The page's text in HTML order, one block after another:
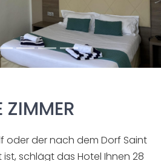
ZIMMER
oder der nach dem Dorf Saint
schlägt das Hotel Ihnen 28